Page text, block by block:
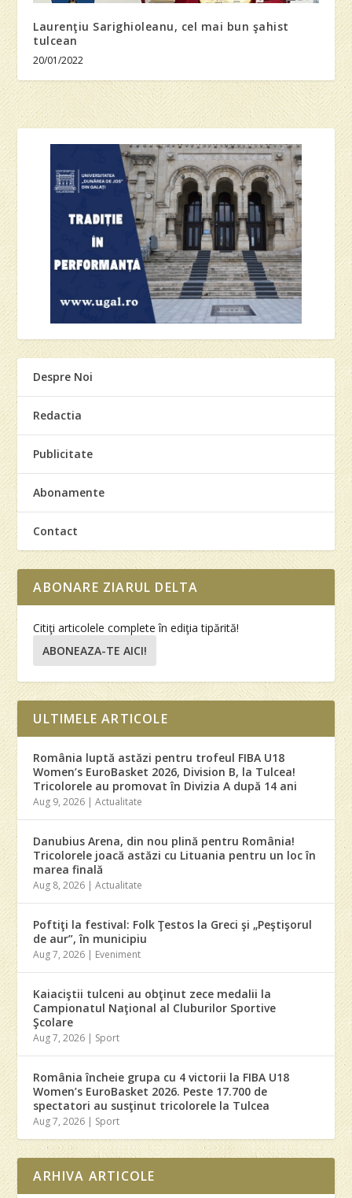
Laurenţiu Sarighioleanu, cel mai bun şahist
tulcean
20/01/2022
Despre Noi
Redactia
Publicitate
Abonamente
Contact
ABONARE ZIARUL DELTA
Citiţi articolele complete în ediţia tipărită!
ABONEAZA-TE AICI!
ULTIMELE ARTICOLE
România luptă astăzi pentru trofeul FIBA U18
Women’s EuroBasket 2026, Division B, la Tulcea!
Tricolorele au promovat în Divizia A după 14 ani
Aug 9, 2026 |Actualitate
Danubius Arena, din nou plină pentru România!
Tricolorele joacă astăzi cu Lituania pentru un loc în
marea finală
Aug 8, 2026 |Actualitate
Poftiţi la festival: Folk Ţestos la Greci şi „Peştişorul
de aur”, în municipiu
Aug 7, 2026 | Eveniment
Kaiaciştii tulceni au obţinut zece medalii la
Campionatul Naţional al Cluburilor Sportive
Şcolare
Aug 7, 2026 | Sport
România încheie grupa cu 4 victorii la FIBA U18
Women’s EuroBasket 2026. Peste 17.700 de
spectatori au susţinut tricolorele la Tulcea
Aug 7, 2026 | Sport
ARHIVA ARTICOLE